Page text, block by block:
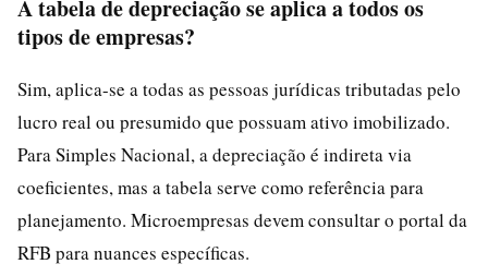
A tabela de depreciação se aplica a todos os
tipos de empresas?
Sim, aplica-se a todas as pessoas jurídicas tributadas pelo
lucro real ou presumido que possuam ativo imobilizado.
Para Simples Nacional, a depreciação é indireta via
coeficientes, mas a tabela serve como referência para
planejamento. Microempresas devem consultar o portal da
RFB para nuances específicas.